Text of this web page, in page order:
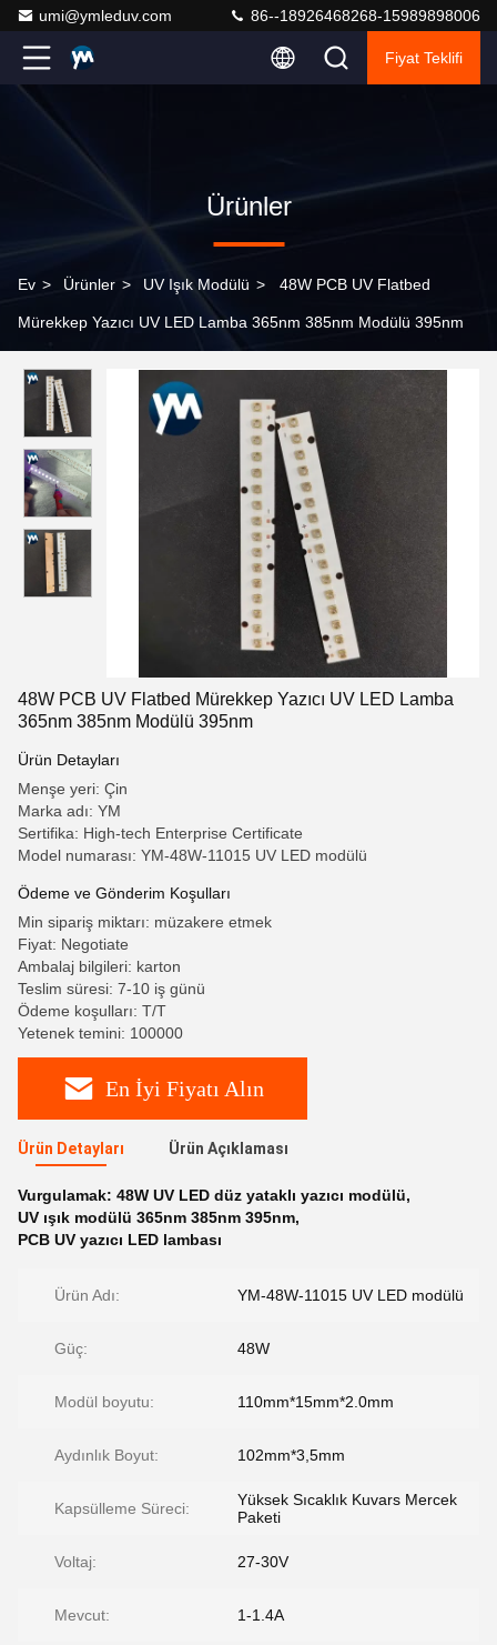
umi@ymleduv.com 86--18926468268-15989898006
Fiyat Teklifi
Ürünler
Ev > Ürünler > UV Işık Modülü > 48W PCB UV Flatbed
Mürekkep Yazıcı UV LED Lamba 365nm 385nm Modülü 395nm
48W PCB UV Flatbed Mürekkep Yazıcı UV LED Lamba
365nm 385nm Modülü 395nm
Ürün Detayları
Menşe yeri: Çin
Marka adı: YM
Sertifika: High-tech Enterprise Certificate
Model numarası: YM-48W-11015 UV LED modülü
Ödeme ve Gönderim Koşulları
Min sipariş miktarı: müzakere etmek
Fiyat: Negotiate
Ambalaj bilgileri: karton
Teslim süresi: 7-10 iş günü
Ödeme koşulları: T/T
Yetenek temini: 100000
En İyi Fiyatı Alın
Ürün Detayları Ürün Açıklaması
Vurgulamak: 48W UV LED düz yataklı yazıcı modülü,
UV ışık modülü 365nm 385nm 395nm,
PCB UV yazıcı LED lambası
Ürün Adı: YM-48W-11015 UV LED modülü
Güç: 48W
Modül boyutu: 110mm*15mm*2.0mm
Aydınlık Boyut: 102mm*3,5mm
Kapsülleme Süreci:
Yüksek Sıcaklık Kuvars Mercek
Paketi
Voltaj: 27-30V
Mevcut: 1-1.4A